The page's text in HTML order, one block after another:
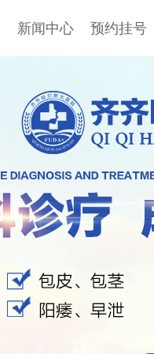
新闻中心 预约挂号